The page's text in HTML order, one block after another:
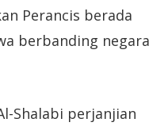
Perancis berada
berbanding negara
Shalabi perjanjian